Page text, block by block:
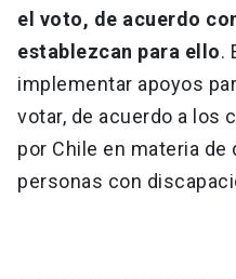
el voto, de acuerdo
establezcan para ello.
implementar apoyos
votar, de acuerdo a los
por Chile en materia
personas con